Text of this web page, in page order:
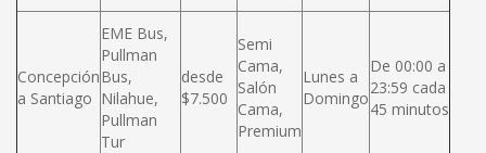
Concepción
a Santiago
EME Bus,
Pullman
Bus,
Nilahue,
Pullman
Tur
desde
$7.500
Semi
Cama,
Salón
Cama,
Premium
Lunes a
Domingo
De 00:00 a
23:59 cada
45 minutos